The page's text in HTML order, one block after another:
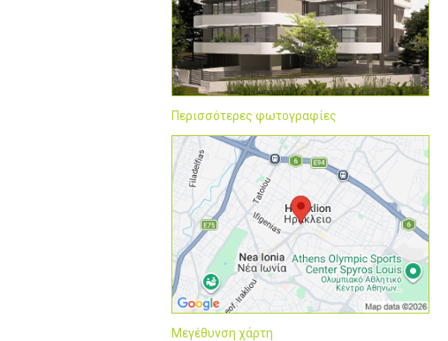
Περισσότερες φωτογραφίες
Μεγέθυνση χάρτη